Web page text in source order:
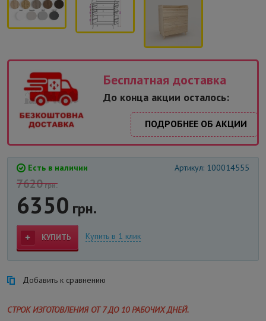
Бесплатная доставка
До конца акции осталось:
ПОДРОБНЕЕ ОБ АКЦИИ
Есть в наличии Артикул: 100014555
7620грн.
6350 грн.
КУПИТЬ Купить в 1 клик
Добавить к сравнению
СТРОК ИЗГОТОВЛЕНИЯ ОТ 7 ДО 10 РАБОЧИХ ДНЕЙ.